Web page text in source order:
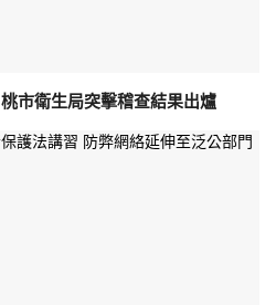
市衛生局突擊稽查結果出爐